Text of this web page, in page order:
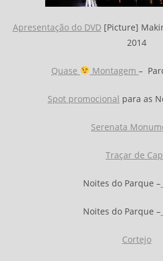
Apresentação do DVD[Picture]
2014
Quase Montagem –
Spot promocional para as
Serenata
Traçar de
Noites do Parque –
Noites do Parque –
Cortejo